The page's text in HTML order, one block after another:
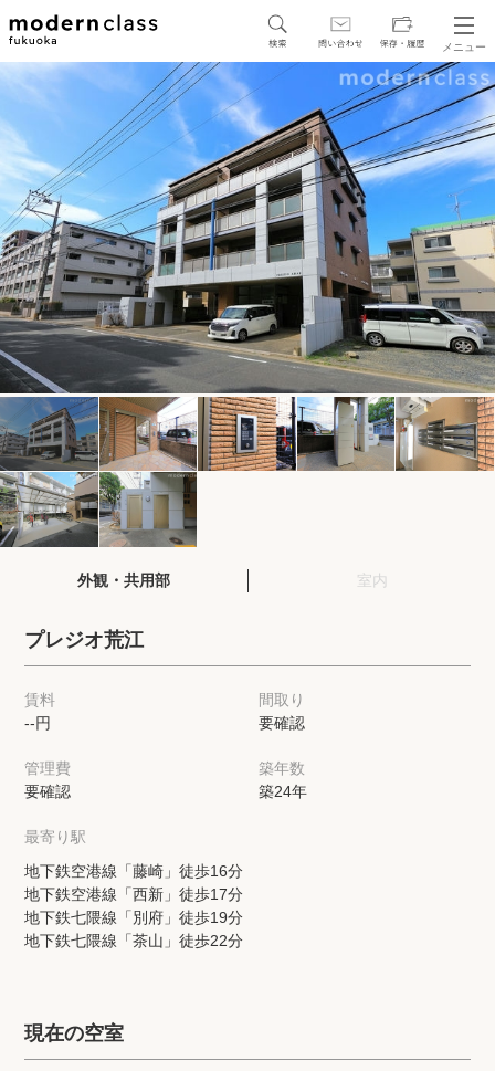
メニュー
SEARCH
地図から探す 駅・路線から探す
区から探す
人気エリアから探す
アクセスランキング
保存した物件
閲覧履歴
保存した検索条件
店舗・スタッフ紹介
希望条件を伝えてプロに探してもらう
来店予約
各種お問い合わせ
高級賃貸物件コラム
高級賃貸物件トピック
商標について
外観・共用部 室内
プレジオ荒江
賃料
--円
間取り
要確認
管理費
要確認
築年数
築24年
最寄り駅
地下鉄空港線「藤崎」徒歩16分
地下鉄空港線「西新」徒歩17分
地下鉄七隈線「別府」徒歩19分
地下鉄七隈線「茶山」徒歩22分
現在の空室